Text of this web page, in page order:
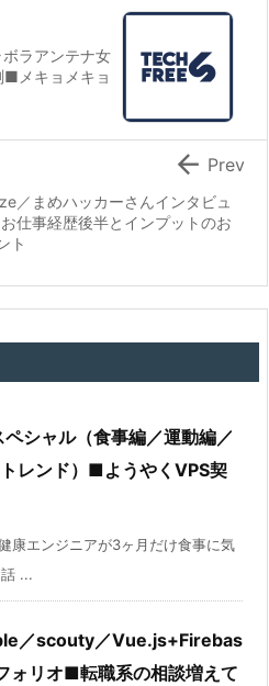
ラアンテナ女
■メキョメキョ
／まめハッカーさんインタビュ
仕事経歴後半とインプットのお
ト
 Prev
シャル（食事編／運動編／
レンド）■ようやくVPS契
康エンジニアが3ヶ月だけ食事に気
...
／scouty／Vue.js+Firebas
ォリオ■転職系の相談増えて